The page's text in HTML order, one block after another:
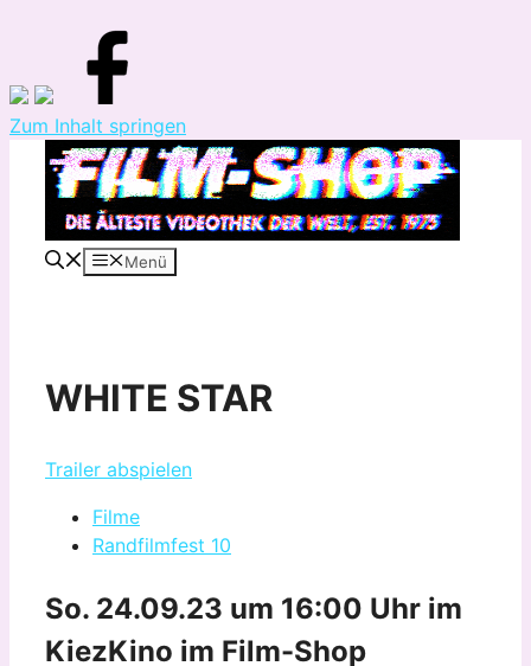
Zum Inhalt springen
Menü
WHITE STAR
Trailer abspielen
Filme
Randfilmfest 10
So. 24.09.23 um 16:00 Uhr im
KiezKino im Film-Shop